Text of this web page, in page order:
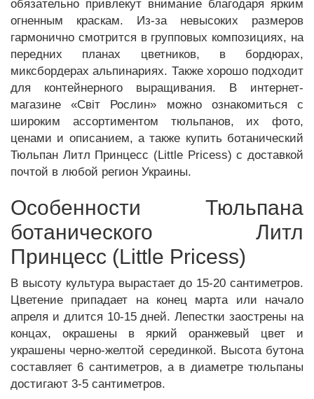
обязательно привлекут внимание благодаря ярким
огненным краскам. Из-за невысоких размеров
гармонично смотрится в групповых композициях, на
передних планах цветников, в бордюрах,
миксбордерах альпинариях. Также хорошо подходит
для контейнерного выращивания. В интернет-
магазине «Світ Рослин» можно ознакомиться с
широким ассортиментом тюльпанов, их фото,
ценами и описанием, а также купить ботанический
Тюльпан Литл Принцесс (Little Pricess) с доставкой
почтой в любой регион Украины.
Особенности Тюльпана
ботанического Литл
Принцесс (Little Pricess)
В высоту культура вырастает до 15-20 сантиметров.
Цветение припадает на конец марта или начало
апреля и длится 10-15 дней. Лепестки заострены на
концах, окрашены в яркий оранжевый цвет и
украшены черно-желтой серединкой. Высота бутона
составляет 6 сантиметров, а в диаметре тюльпаны
достигают 3-5 сантиметров.